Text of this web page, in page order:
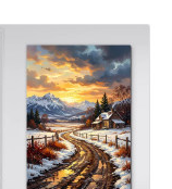
tablourile pe pânză
rama
UV